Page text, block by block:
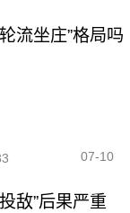
流坐庄”格局吗
07-10
敌”后果严重